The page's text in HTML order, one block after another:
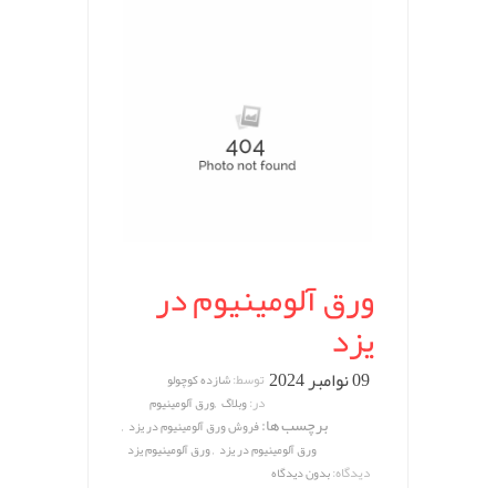
ورق آلومینیوم در
یزد
09 نوامبر 2024 توسط:شازده کوچولو
در:وبلاگ ,ورق آلومینیوم
برچسب ها:فروش ورق آلومینیوم در یزد ,
ورق آلومینیوم در یزد ,ورق آلومینیوم یزد
دیدگاه:بدون دیدگاه